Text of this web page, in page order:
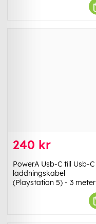
240 kr
PowerA Usb-C till Usb-C
laddningskabel
(Playstation 5) - 3 meter